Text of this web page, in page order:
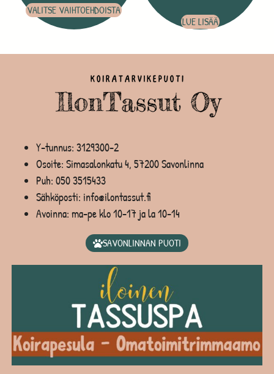
VALITSE VAIHTOEHDOISTA
LUE LISÄÄ
Y-tunnus: 3129300-2
Osoite: Simasalonkatu 4, 57200 Savonlinna
Puh: 050 3515433
Sähköposti: info@ilontassut.fi
Avoinna: ma-pe klo 10-17 ja la 10-14
SAVONLINNAN PUOTI